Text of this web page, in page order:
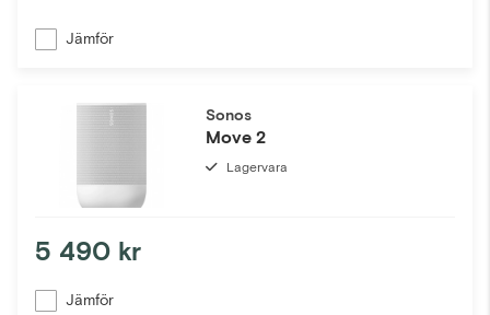
Jämför
Sonos
Move 2
Lagervara
5 490 kr
Jämför